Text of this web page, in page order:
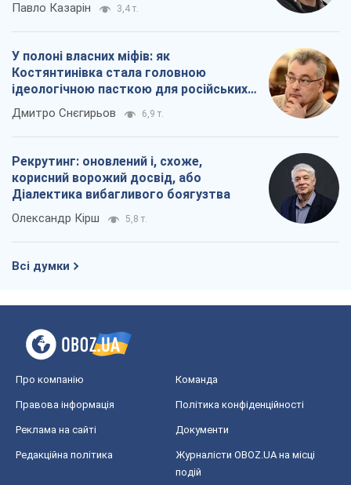
Павло Казарін 3,4 т.
У полоні власних міфів: як
Костянтинівка стала головною
ідеологічною пасткою для російських
окупантів
Дмитро Снєгирьов 6,9 т.
Рекрутинг: оновлений і, схоже,
корисний ворожий досвід, або
Діалектика вибагливого боягузтва
Олександр Кірш 5,8 т.
Всі думки
Про компанію Команда
Правова інформація Політика конфіденційності
Реклама на сайті Документи
Редакційна політика
Журналісти OBOZ.UA на місці
подій